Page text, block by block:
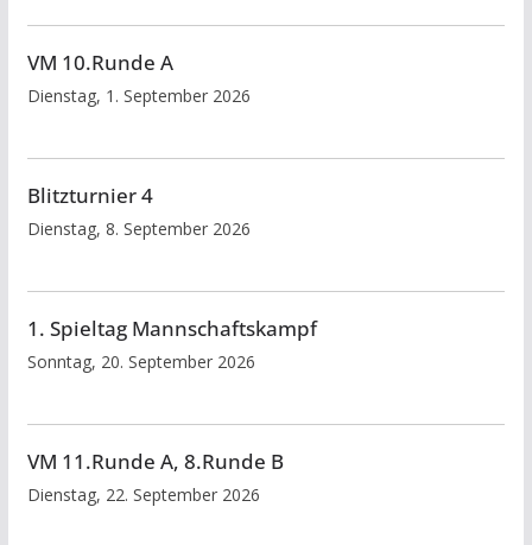
VM 10.Runde A
Dienstag, 1. September 2026
Blitzturnier 4
Dienstag, 8. September 2026
1. Spieltag Mannschaftskampf
Sonntag, 20. September 2026
VM 11.Runde A, 8.Runde B
Dienstag, 22. September 2026